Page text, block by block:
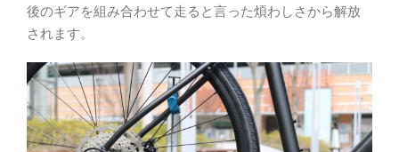
後のギアを組み合わせて走ると言った煩わしさから解放
されます。